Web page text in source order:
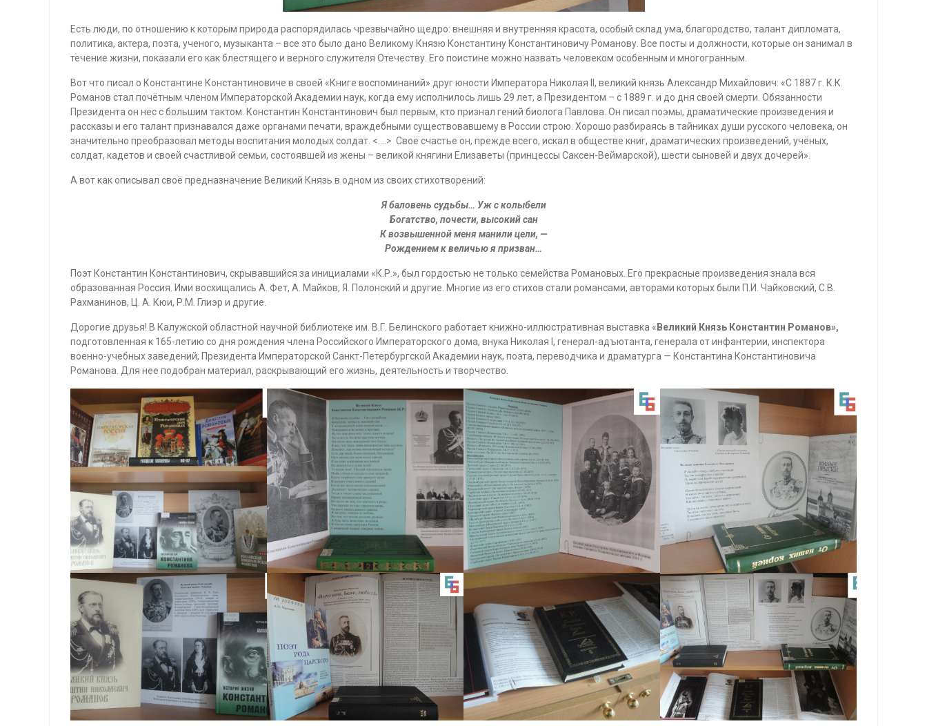
Есть люди, по отношению к которым природа распорядилась чрезвычайно щедро: внешняя и внутренняя красота, особый склад ума, благородство, талант дипломата,
политика, актера, поэта, ученого, музыканта – все это было дано Великому Князю Константину Константиновичу Романову. Все посты и должности, которые он занимал в
течение жизни, показали его как блестящего и верного служителя Отечеству. Его поистине можно назвать человеком особенным и многогранным.
Вот что писал о Константине Константиновиче в своей «Книге воспоминаний» друг юности Императора Николая II, великий князь Александр Михайлович: «С 1887 г. К.К.
Романов стал почётным членом Императорской Академии наук, когда ему исполнилось лишь 29 лет, а Президентом – с 1889 г. и до дня своей смерти. Обязанности
Президента он нёс с большим тактом. Константин Константинович был первым, кто признал гений биолога Павлова. Он писал поэмы, драматические произведения и
рассказы и его талант признавался даже органами печати, враждебными существовавшему в России строю. Хорошо разбираясь в тайниках души русского человека, он
значительно преобразовал методы воспитания молодых солдат. <….> Своё счастье он, прежде всего, искал в обществе книг, драматических произведений, учёных,
солдат, кадетов и своей счастливой семьи, состоявшей из жены – великой княгини Елизаветы (принцессы Саксен-Веймарской), шести сыновей и двух дочерей».
А вот как описывал своё предназначение Великий Князь в одном из своих стихотворений:
Я баловень судьбы… Уж с колыбели
Богатство, почести, высокий сан
К возвышенной меня манили цели, —
Рождением к величью я призван…
Поэт Константин Константинович, скрывавшийся за инициалами «К.Р.», был гордостью не только семейства Романовых. Его прекрасные произведения знала вся
образованная Россия. Ими восхищались А. Фет, А. Майков, Я. Полонский и другие. Многие из его стихов стали романсами, авторами которых были П.И. Чайковский, С.В.
Рахманинов, Ц. А. Кюи, Р.М. Глиэр и другие.
Дорогие друзья! В Калужской областной научной библиотеке им. В.Г. Белинского работает книжно-иллюстративная выставка « Великий Князь Константин Романов»,
подготовленная к 165-летию со дня рождения члена Российского Императорского дома, внука Николая I, генерал-адъютанта, генерала от инфантерии, инспектора
военно-учебных заведений, Президента Императорской Санкт-Петербургской Академии наук, поэта, переводчика и драматурга — Константина Константиновича
Романова. Для нее подобран материал, раскрывающий его жизнь, деятельность и творчество.